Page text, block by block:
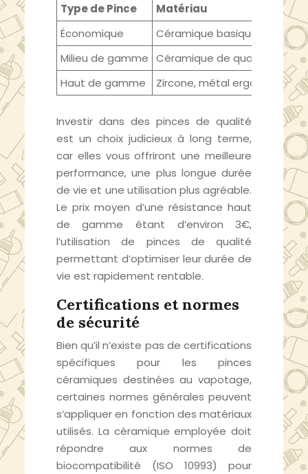
Type de Pince
Matériau
Économique
Céramique basique,
Milieu de gamme Céramique de qualité,
Haut de gamme
Zircone, métal ergonomique
Investir dans des pinces de qualité
est un choix judicieux à long terme,
car elles vous offriront une meilleure
performance, une plus longue durée
de vie et une utilisation plus agréable.
Le prix moyen d’une résistance haut
de gamme étant d’environ 3€,
l’utilisation de pinces de qualité
permettant d’optimiser leur durée de
vie est rapidement rentable.
Certifications et normes
de sécurité
Bien qu’il n’existe pas de certifications
spécifiques pour les pinces
céramiques destinées au vapotage,
certaines normes générales peuvent
s’appliquer en fonction des matériaux
utilisés. La céramique employée doit
répondre aux normes de
biocompatibilité (ISO 10993) pour